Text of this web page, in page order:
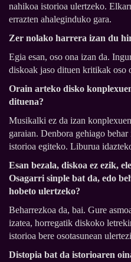
nahikoa istorioa ulertzeko.
errazten ahaleginduko gara.
Zer nolako harrera izan du
Egia esan, oso ona izan da.
diskoak jaso dituen kritikak oso
Orain arteko disko
dituena?
Musikalki ez da izan
garaian. Denbora gehiago
istorioa egiteko. Liburua
Esan bezala, diskoa ez ezik,
Osagarri sinple bat da, edo
hobeto ulertzeko?
Beharrezkoa da, bai. Gure
izatea, horregatik diskoko
istorioa bere osotasunean
Distopia bat da istorioaren